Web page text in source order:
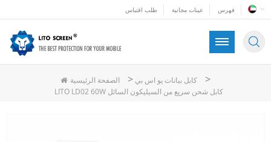
طلب اقتباس عينات مجانية فهرس
الصفحة الرئيسية > كابل بيانات يو اس بي >
LITO LD02 60W كابل شحن سريع من السيليكون السائل